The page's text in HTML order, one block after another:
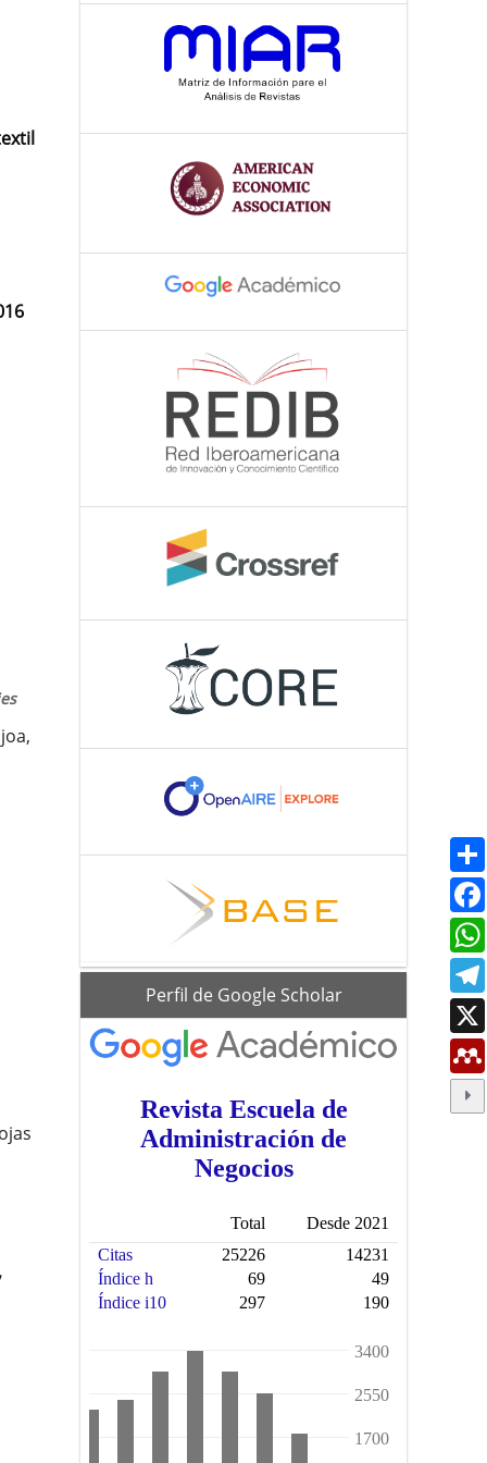
scholarPerfil de Google Scholar